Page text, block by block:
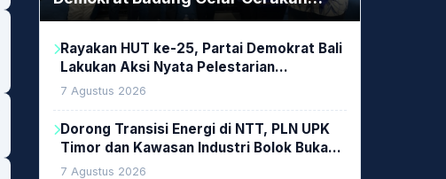
Donor Darah
Rayakan HUT ke-25, Partai Demokrat Bali
Lakukan Aksi Nyata Pelestarian
Lingkungan
7 Agustus 2026
Dorong Transisi Energi di NTT, PLN UPK
Timor dan Kawasan Industri Bolok Buka
Peluang Investasi Woodchip untuk
7 Agustus 2026